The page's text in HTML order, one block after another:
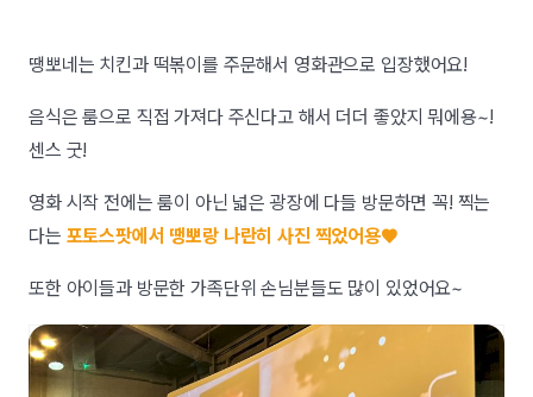
땡뽀네는 치킨과 떡볶이를 주문해서 영화관으로 입장했어요!
음식은 룸으로 직접 가져다 주신다고 해서 더더 좋았지 뭐에용~!
센스 굿!
영화 시작 전에는 룸이 아닌 넓은 광장에 다들 방문하면 꼭! 찍는
다는 포토스팟에서 땡뽀랑 나란히 사진 찍었어용♥
또한 아이들과 방문한 가족단위 손님분들도 많이 있었어요~